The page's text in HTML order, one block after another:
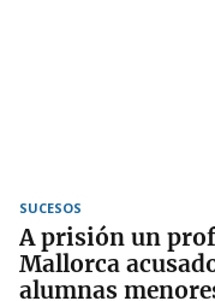
SUCESOS
A prisión un
Mallorca
alumnas